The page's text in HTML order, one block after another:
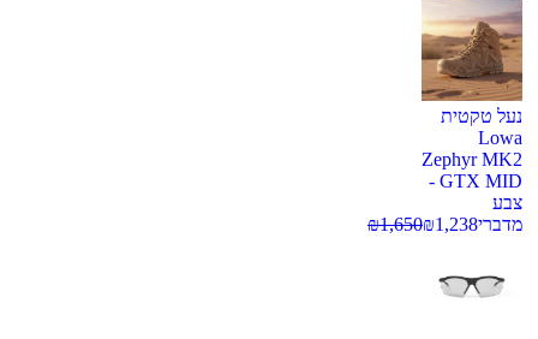
נעל טקטית
Lowa
Zephyr MK2
GTX MID -
צבע
מדברי
₪1,238
₪1,650